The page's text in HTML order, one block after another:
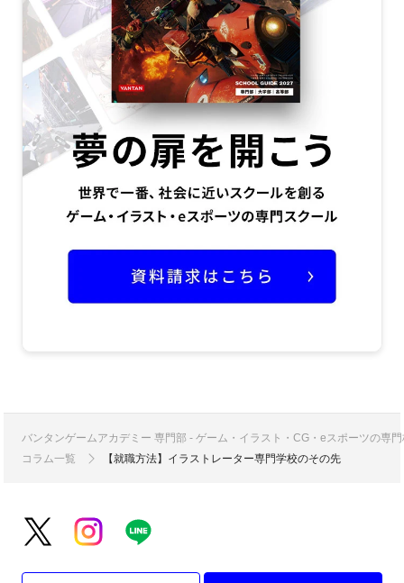
バンタンゲームアカデミー 専門部 - ゲーム・イラスト・CG・eスポーツの専
コラム一覧
【就職方法】イラストレーター専門学校のその先